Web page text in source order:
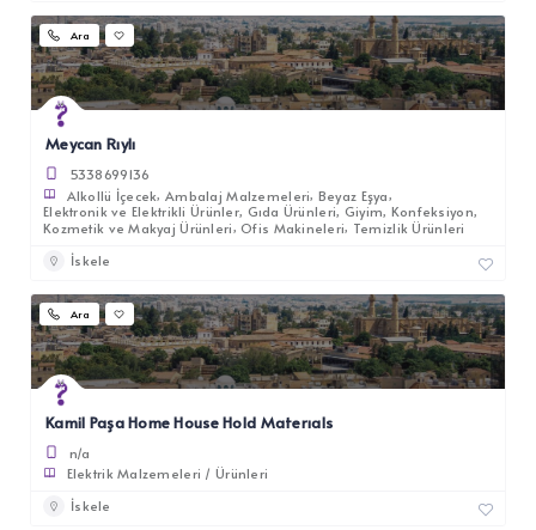
Ara
Meycan Rıylı
5338699136
Alkollü İçecek Ambalaj Malzemeleri Beyaz Eşya
Elektronik ve Elektrikli Ürünler Gıda Ürünleri Giyim Konfeksiyon
Kozmetik ve Makyaj Ürünleri Ofis Makineleri Temizlik Ürünleri
İskele
Ara
Kamil Paşa Home House Hold Materıals
n/a
Elektrik Malzemeleri / Ürünleri
İskele